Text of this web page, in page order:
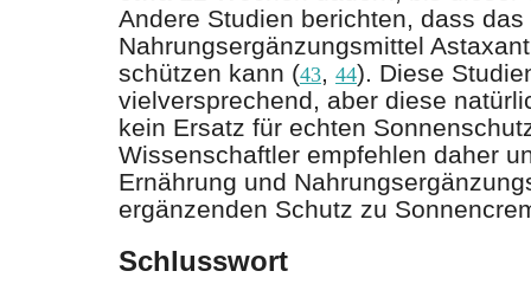
Andere Studien berichten, dass das
Nahrungsergänzungsmittel
schützen kann (43, 44). Diese
vielversprechend, aber diese
kein Ersatz für echten
Wissenschaftler empfehlen daher
Ernährung und
ergänzenden Schutz zu
Schlusswort